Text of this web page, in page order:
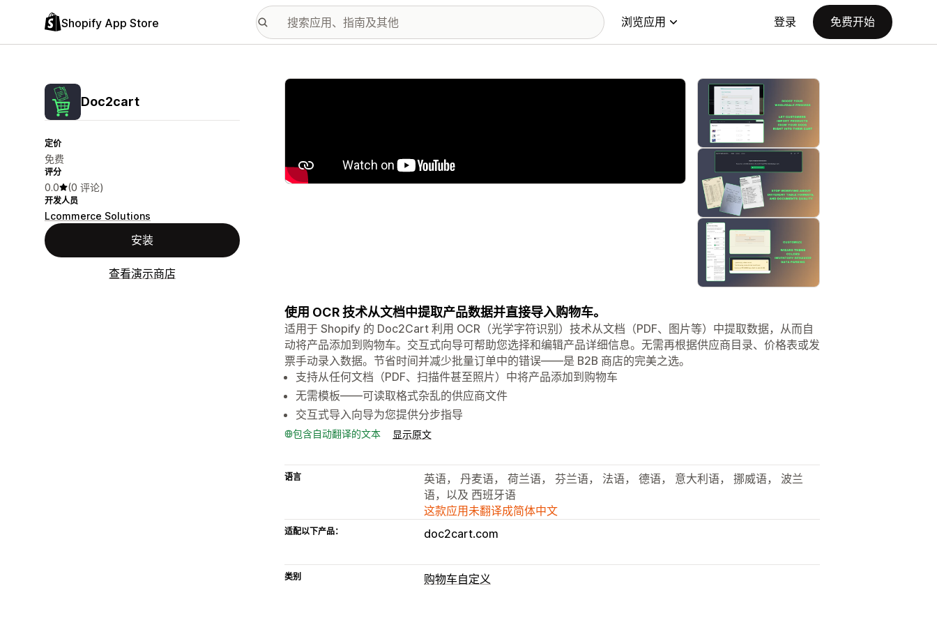
Shopify App Store 浏览应用 登录 免费开始
Doc2cart
定价
免费
评分
0.0 (0 评论)
开发人员
Lcommerce Solutions
安装
查看演示商店
配图图库
使用 OCR 技术从文档中提取产品数据并直接导入购物车。
适用于 Shopify 的 Doc2Cart 利用 OCR（光学字符识别）技术从文档（PDF、图片等）中提取数据，从而自
动将产品添加到购物车。交互式向导可帮助您选择和编辑产品详细信息。无需再根据供应商目录、价格表或发
票手动录入数据。节省时间并减少批量订单中的错误——是 B2B 商店的完美之选。
支持从任何文档（PDF、扫描件甚至照片）中将产品添加到购物车
无需模板——可读取格式杂乱的供应商文件
交互式导入向导为您提供分步指导
包含自动翻译的文本 显示原文
语言
英语， 丹麦语， 荷兰语， 芬兰语， 法语， 德语， 意大利语， 挪威语， 波兰
语，以及 西班牙语
这款应用未翻译成简体中文
适配以下产品： doc2cart.com
类别 购物车自定义